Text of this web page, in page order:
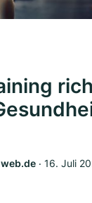
‧ 16. Juli